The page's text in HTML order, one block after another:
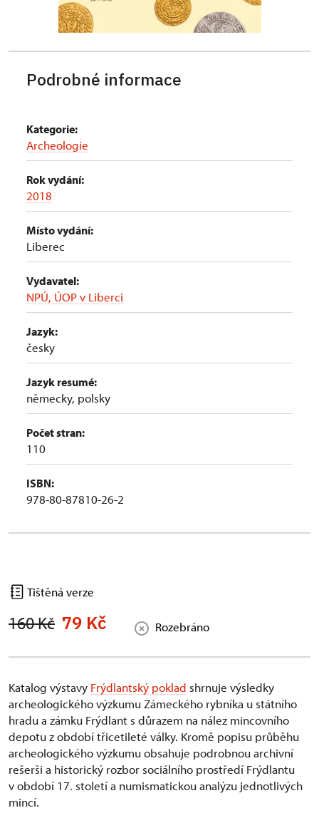
Podrobné informace
Kategorie:
Archeologie
Rok vydání:
2018
Místo vydání:
Liberec
Vydavatel:
NPÚ, ÚOP v Liberci
Jazyk:
česky
Jazyk resumé:
německy, polsky
Počet stran:
110
ISBN:
978-80-87810-26-2
Tištěná verze
160 Kč 79 Kč Rozebráno
Katalog výstavy Frýdlantský poklad shrnuje výsledky
archeologického výzkumu Zámeckého rybníka u státního
hradu a zámku Frýdlant s důrazem na nález mincovního
depotu z období třicetileté války. Kromě popisu průběhu
archeologického výzkumu obsahuje podrobnou archivní
rešerši a historický rozbor sociálního prostředí Frýdlantu
v období 17. století a numismatickou analýzu jednotlivých
mincí.